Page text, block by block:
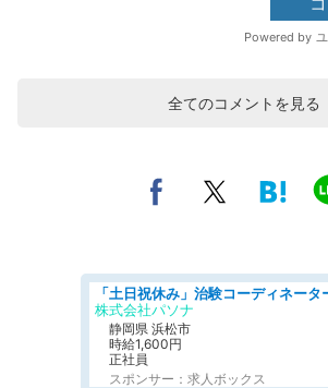
全てのコメントを見る
株式会社パソナ
静岡県 浜松市
時給1,600円
正社員
スポンサー：求人ボックス